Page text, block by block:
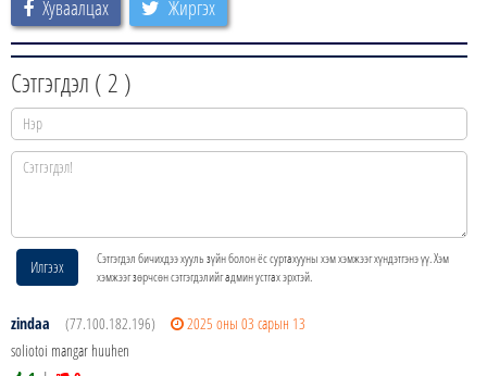
Хуваалцах Жиргэх
Сэтгэгдэл (2 )
Илгээх
Сэтгэгдэл бичихдээ хууль зүйн болон ёс суртахууны хэм хэмжээг хүндэтгэнэ үү. Хэм
хэмжээг зөрчсөн сэтгэгдэлийг админ устгах эрхтэй.
zindaa (77.100.182.196)
2025 оны 03 сарын 13
soliotoi mangar huuhen